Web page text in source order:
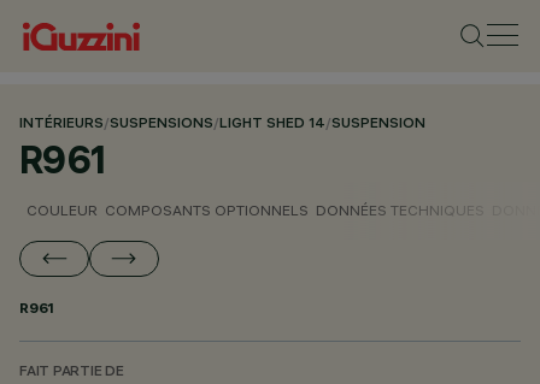
INTÉRIEURS/SUSPENSIONS/LIGHT SHED 14/SUSPENSION
R961
COULEUR COMPOSANTS OPTIONNELS DONNÉES TECHNIQUES
R961
FAIT PARTIE DE